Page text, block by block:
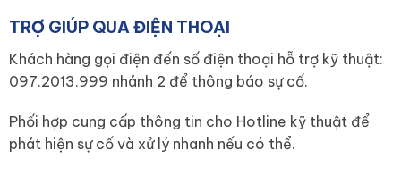
TRỢ GIÚP QUA ĐIỆN THOẠI
Khách hàng gọi điện đến số điện thoại hỗ trợ kỹ thuật:
097.2013.999 nhánh 2 để thông báo sự cố.
Phối hợp cung cấp thông tin cho Hotline kỹ thuật để
phát hiện sự cố và xử lý nhanh nếu có thể.